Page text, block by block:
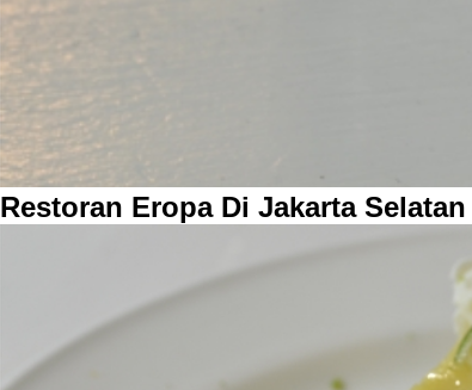
Restoran Eropa Di Jakarta Selatan